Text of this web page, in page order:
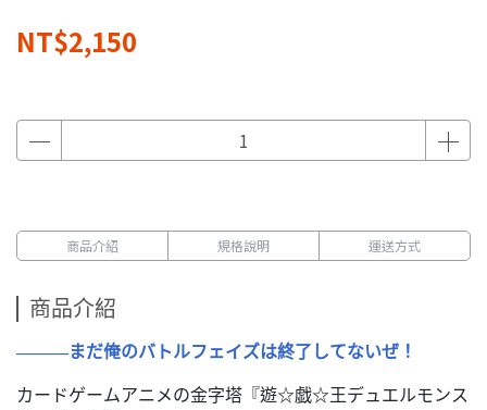
NT$2,150
商品介紹 規格說明 運送方式
商品介紹
―――まだ俺のバトルフェイズは終了してないぜ！
カードゲームアニメの金字塔『遊☆戯☆王デュエルモンス